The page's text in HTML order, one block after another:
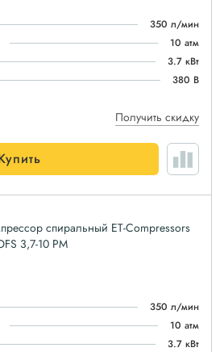
350 л/мин
10 атм
3.7 кВт
380 В
Получить скидку
спиральный ET-Compressors
3,7-10 PM
350 л/мин
10 атм
3.7 кВт